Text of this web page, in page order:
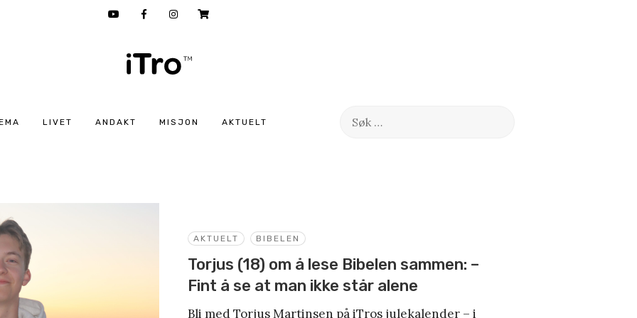
LIVET ANDAKT MISJON AKTUELT
Søk
AKTUELT BIBELEN
Torjus (18) om å lese Bibelen sammen: –
Fint å se at man ikke står alene
Bli med Torjus Martinsen på iTros julekalender – i